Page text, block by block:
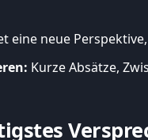
eine neue
Kurze Absätze,